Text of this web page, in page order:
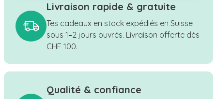
Livraison rapide & gratuite
Tes cadeaux en stock expédiés en Suisse
sous 1–2 jours ouvrés. Livraison offerte dès
CHF 100.
Qualité & confiance